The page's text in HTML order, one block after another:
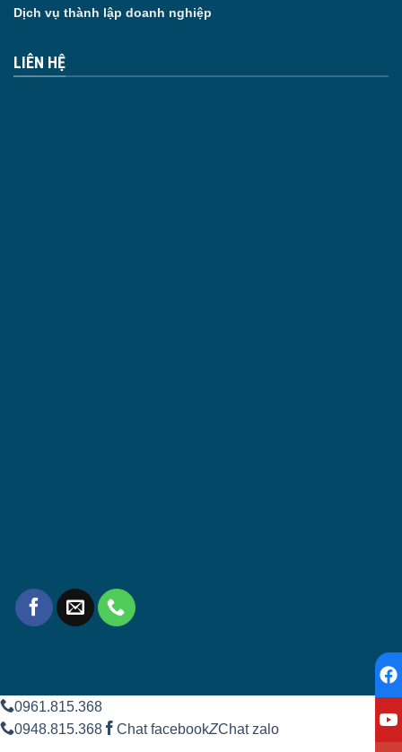
Dịch vụ thành lập doanh nghiệp
LIÊN HỆ
0961.815.368
0948.815.368
Chat facebookZChat zalo